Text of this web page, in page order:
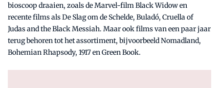
bioscoop draaien, zoals de Marvel-film Black Widow en
recente films als De Slag om de Schelde, Buladó, Cruella of
Judas and the Black Messiah. Maar ook films van een paar jaar
terug behoren tot het assortiment, bijvoorbeeld Nomadland,
Bohemian Rhapsody, 1917 en Green Book.